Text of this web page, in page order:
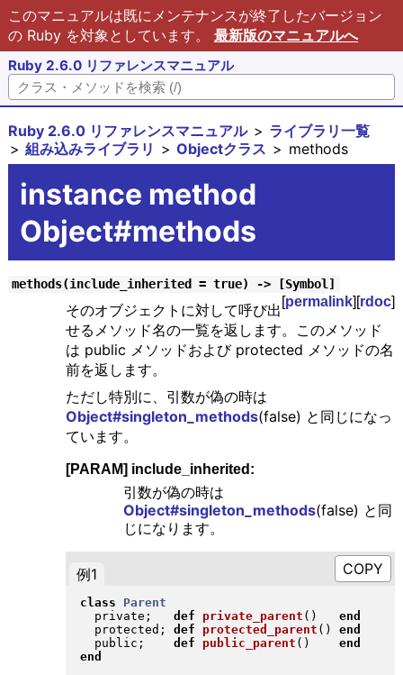
このマニュアルは既にメンテナンスが終了したバージョン
の Ruby を対象としています。 最新版のマニュアルへ
Ruby 2.6.0 リファレンスマニュアル
Ruby 2.6.0 リファレンスマニュアル
ライブラリ一覧
組み込みライブラリ
Objectクラス methods
instance method
Object#methods
methods(include_inherited = true) -> [Symbol]
[permalink][rdoc]
そのオブジェクトに対して呼び出
せるメソッド名の一覧を返します。このメソッド
は public メソッドおよび protected メソッドの名
前を返します。
ただし特別に、引数が偽の時は
Object#singleton_methods(false) と同じになっ
ています。
[PARAM] include_inherited:
引数が偽の時は
Object#singleton_methods(false) と同
じになります。
例1
class
Parent
  private;
def private_parent ( )
end
  protected;
def protected_parent ( )
end
  public;
def public_parent ( )
end
end